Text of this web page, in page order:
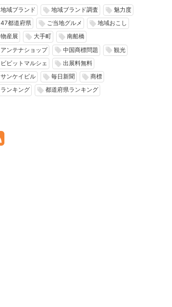
地域ブランド local_offer 地域ブランド調査 local_offer 魅力度
47都道府県 local_offer ご当地グルメ local_offer 地域おこし
物産展 local_offer 大手町 local_offer 南船橋
アンテナショップ local_offer 中国商標問題 local_offer 観光
ビビットマルシェ local_offer 出展料無料
サンケイビル local_offer 毎日新聞 local_offer 商標
ランキング local_offer 都道府県ランキング